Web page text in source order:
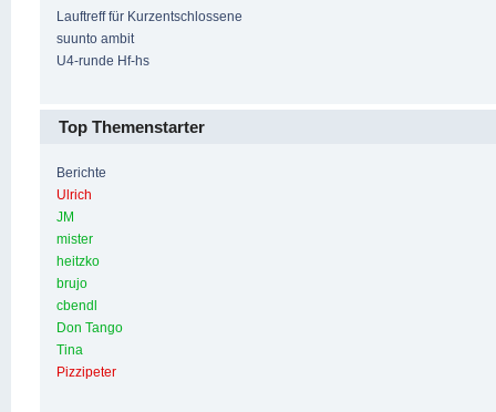
Lauftreff für Kurzentschlossene
suunto ambit
U4-runde Hf-hs
Top Themenstarter
Berichte
Ulrich
JM
mister
heitzko
brujo
cbendl
Don Tango
Tina
Pizzipeter